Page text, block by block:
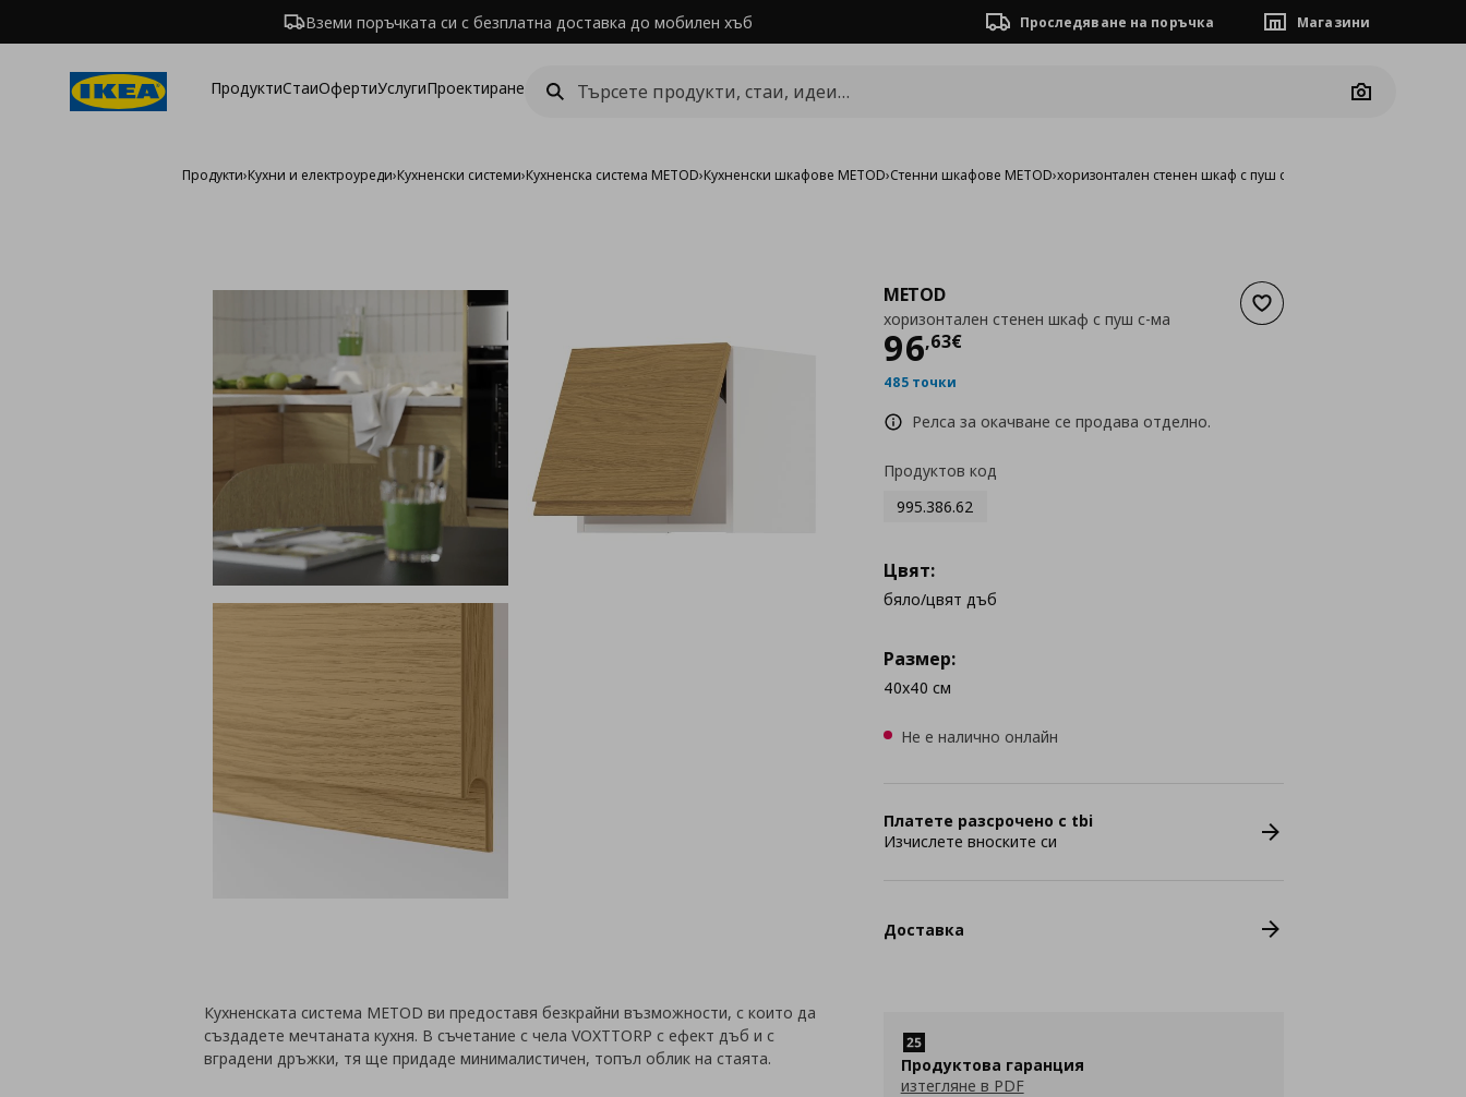
Вземи поръчката си с безплатна доставка до мобилен хъб Проследяване на поръчка Магазини
ПродуктиСтаиОфертиУслугиПроектиране
Camera
Продукти›Кухни и електроуреди›Кухненски системи›Кухненска система METOD›Кухненски шкафове METOD›Стенни шкафове METOD›хоризонтален стенен шкаф с пуш с-ма
Добави към списъка с
METOD
хоризонтален стенен шкаф с пуш с-ма
96,63€
Цена
485 точки
Релса за окачване се продава отделно.
Продуктов код
995.386.62
Цвят:
бяло/цвят дъб
Размер:
40x40 см
Не е налично онлайн
Платете разсрочено с tbi
Изчислете вноските си
Доставка
Продуктова гаранция
изтегляне в PDF
Кухненската система METOD ви предоставя безкрайни възможности, с които да
създадете мечтаната кухня. В съчетание с чела VOXTTORP с ефект дъб и с
вградени дръжки, тя ще придаде минималистичен, топъл облик на стаята.